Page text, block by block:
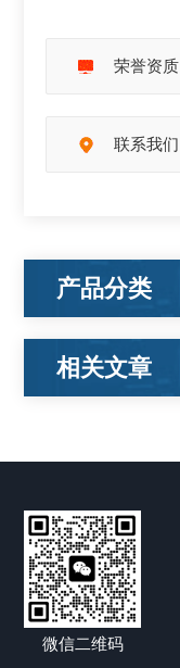
荣誉资质
联系我们
产品分类
相关文章
微信二维码